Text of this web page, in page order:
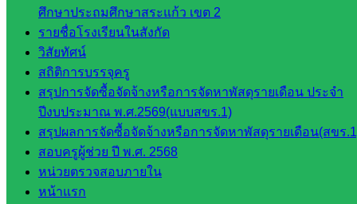
ศึกษาประถมศึกษาสระแก้ว เขต 2
รายชื่อโรงเรียนในสังกัด
วิสัยทัศน์
สถิติการบรรจุครู
สรุปการจัดซื้อจัดจ้างหรือการจัดหาพัสดุรายเดือน ประจำ
ปีงบประมาณ พ.ศ.2569(แบบสขร.1)
สรุปผลการจัดซื้อจัดจ้างหรือการจัดหาพัสดุรายเดือน(สขร
สอบครูผู้ช่วย ปี พ.ศ. 2568
หน่วยตรวจสอบภายใน
หน้าแรก
::: ©2021 sakarea2.go.th. All rights reserved. Design By SK2 ICT
TEAM :::
สอบถามได้นะคะ
Line